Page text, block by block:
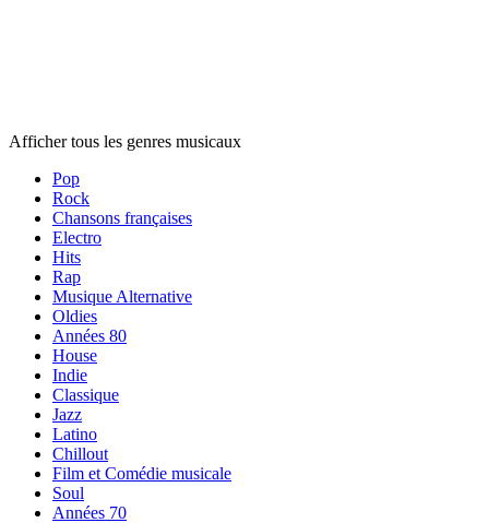
Afficher tous les genres musicaux
Pop
Rock
Chansons françaises
Electro
Hits
Rap
Musique Alternative
Oldies
Années 80
House
Indie
Classique
Jazz
Latino
Chillout
Film et Comédie musicale
Soul
Années 70